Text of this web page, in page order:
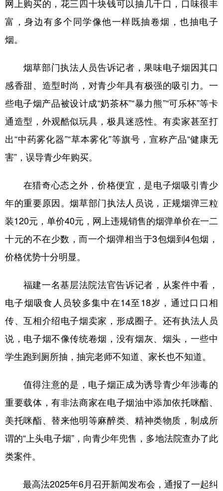
网上购买的，花三四十块钱可以抽几千口，口味很丰
富，身边有多个同学像他一样既抽卷烟，也抽电子
烟。
烟草部门执法人员告诉记者，果味电子烟因其口
感香甜、造型时尚，对青少年具有极强的吸引力。一
些电子烟产品被设计成“奶茶杯”“暴力熊”“可乐杯”等卡
通造型，外观酷似玩具，极具迷惑性。有卖家甚至打
出“中药雾化器”“草本雾化”等旗号，宣称产品“健康无
害”，误导青少年购买。
在猎奇心态之外，价格便宜，是电子烟吸引青少
年的重要原因。烟草部门执法人员说，正规烟弹三粒
装120元，单价40元，网上违规销售的烟弹单价在一二
十元的不在少数，而一个烟弹相当于3包烟到4包烟，
价格优势十分明显。
福建一名基层法院法官告诉记者，从案件中看，
电子烟吸食人员较多集中在14至18岁，通过口口相
传、互相介绍电子烟卖家，形成圈子。还有执法人员
说，电子烟不像传统卷烟，没有烟灰、烟头，一些中
学生跑到厕所抽，抽完老师不知道、家长也不知道。
值得注意的是，电子烟正成为诱导青少年涉毒的
重要载体，有非法商家在电子烟油中添加依托咪酯、
美托咪酯、替来他明等麻醉类、精神类物质，制成所
谓的“上头电子烟”，向青少年兜售，多地法院查办了此
类案件。
最高法2025年6月召开新闻发布会，通报了一起纠